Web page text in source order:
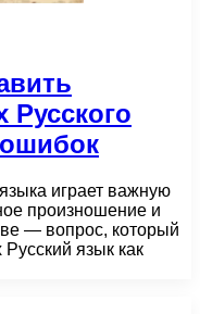
Русского
играет важную
произношение и
— вопрос, который
язык как